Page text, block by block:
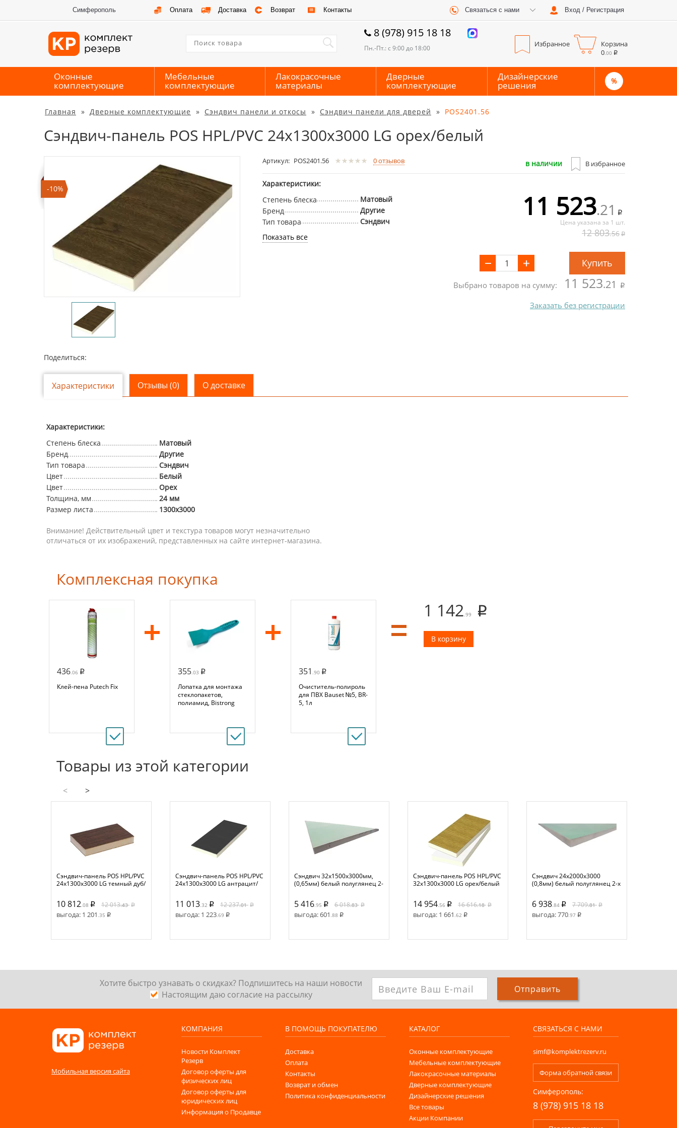
Симферополь Оплата Доставка Возврат Контакты Связаться с нами Вход / Регистрация
8 (978) 915 18 18
Пн.-Пт.: с 9:00 до 18:00 Избранное
Корзина
0.00
Оконные
комплектующие
Мебельные
комплектующие
Лакокрасочные
материалы
Дверные
комплектующие
Дизайнерские
решения %
Главная » Дверные комплектующие » Сэндвич панели и откосы » Сэндвич панели для дверей » POS2401.56
Сэндвич-панель POS HPL/PVC 24х1300х3000 LG орех/белый
-10%
Поделиться:
Артикул: POS2401.56 0отзывов в наличии В избранное
Характеристики:
Степень блеска
Матовый
Бренд
Другие
Тип товара
Сэндвич
Показать все
11 523.21
Цена указана за 1 шт.
12 803.56
Купить
Выбрано товаров на сумму: 11 523.21
Заказать без регистрации
Характеристики Отзывы (0) О доставке
Характеристики:
Степень блеска
Матовый
Бренд
Другие
Тип товара
Сэндвич
Цвет
Белый
Цвет
Орех
Толщина, мм
24 мм
Размер листа
1300х3000
Внимание! Действительный цвет и текстура товаров могут незначительно
отличаться от их изображений, представленных на сайте интернет-магазина.
Комплексная покупка
436.06
Клей-пена Putech Fix
355.03
Лопатка для монтажа
стеклопакетов,
полиамид, Bistrong
351 .90
Очиститель-полироль
для ПВХ Bauset №5, BR-
5, 1л
1 142.99
В корзину
Товары из этой категории
Сэндвич-панель POS HPL/PVC
24х1300х3000 LG темный дуб/
10 812.08 12 013.43
выгода: 1 201 .35
Сэндвич-панель POS HPL/PVC
24х1300х3000 LG антрацит/
11 013.32 12 237.01
выгода: 1 223.69
Сэндвич 32х1500х3000мм,
(0,65мм) белый полуглянец 2-
5 416.95 6 018.83
выгода:601 .88
Сэндвич-панель POS HPL/PVC
32х1300х3000 LG орех/белый
14 954.56 16 616.18
выгода: 1 661 .62
Сэндвич 24х2000х3000
(0,8мм) белый полуглянец 2-х
6 938.84 7 709.81
выгода:770.97
< >
Хотите быстро узнавать о скидках? Подпишитесь на наши новости
Наcтоящим даю согласие на рассылку
Отправить
Мобильная версия сайта
КОМПАНИЯ
Новости Комплект
Резерв
Договор оферты для
физических лиц
Договор оферты для
юридических лиц
Информация о Продавце
В ПОМОЩЬ ПОКУПАТЕЛЮ
Доставка
Оплата
Контакты
Возврат и обмен
Политика конфиденциальности
КАТАЛОГ
Оконные комплектующие
Мебельные комплектующие
Лакокрасочные материалы
Дверные комплектующие
Дизайнерские решения
Все товары
Акции Компании
СВЯЗАТЬСЯ С НАМИ
simf@komplektrezerv.ru
Форма обратной связи
Симферополь:
8 (978) 915 18 18